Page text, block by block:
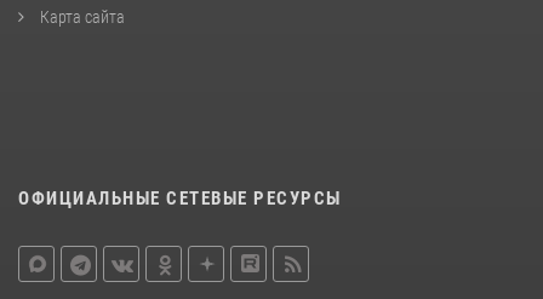
Карта сайта
ОФИЦИАЛЬНЫЕ СЕТЕВЫЕ РЕСУРСЫ